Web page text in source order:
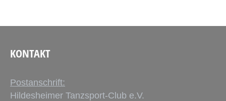
KONTAKT
Postanschrift:
Hildesheimer Tanzsport-Club e.V.